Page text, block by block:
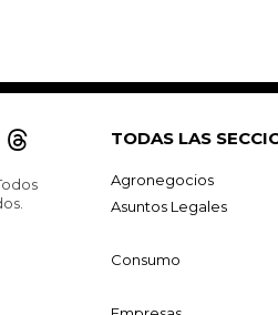
TODAS LAS
Agronegocios
Asuntos Legales
Consumo